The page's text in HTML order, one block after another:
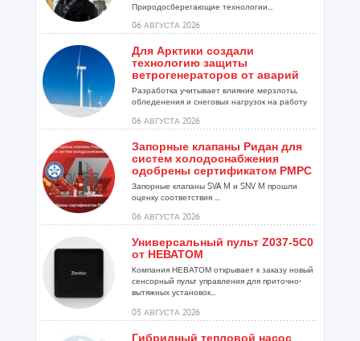
Природосберегающие технологии...
06 АВГУСТА 2026
Для Арктики создали
технологию защиты
ветрогенераторов от аварий
Разработка учитывает влияние мерзлоты,
обледенения и снеговых нагрузок на работу
06 АВГУСТА 2026
Запорные клапаны Ридан для
систем холодоснабжения
одобрены сертификатом РМРС
Запорные клапаны SVA M и SNV M прошли
оценку соответствия ...
06 АВГУСТА 2026
Универсальный пульт Z037-5C0
от НЕВАТОМ
Компания НЕВАТОМ открывает к заказу новый
сенсорный пульт управления для приточно-
вытяжных установок...
05 АВГУСТА 2026
Гибридный тепловой насос